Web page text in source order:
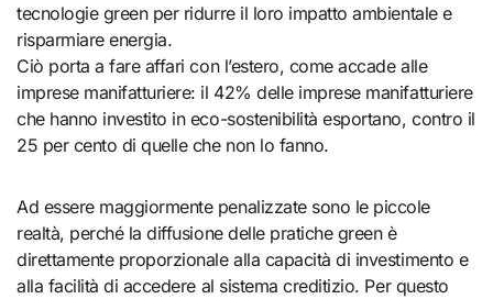
tecnologie green per ridurre il loro impatto ambientale e
risparmiare energia.
Ciò porta a fare affari con l’estero, come accade alle
imprese manifatturiere: il 42% delle imprese manifatturiere
che hanno investito in eco-sostenibilità esportano, contro il
25 per cento di quelle che non lo fanno.
Ad essere maggiormente penalizzate sono le piccole
realtà, perché la diffusione delle pratiche green è
direttamente proporzionale alla capacità di investimento e
alla facilità di accedere al sistema creditizio. Per questo